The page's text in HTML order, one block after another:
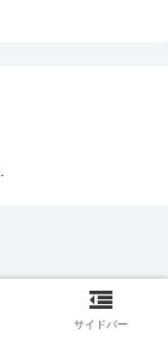
サイドバー